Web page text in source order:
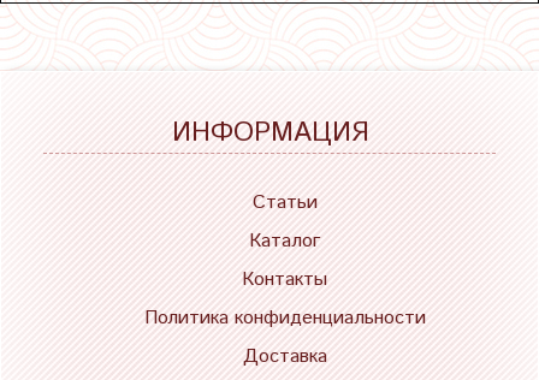
ИНФОРМАЦИЯ
Статьи
Каталог
Контакты
Политика конфиденциальности
Доставка